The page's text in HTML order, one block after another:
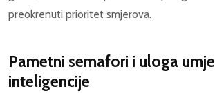
preokrenuti prioritet smjerova.
Pametni semafori i uloga
inteligencije